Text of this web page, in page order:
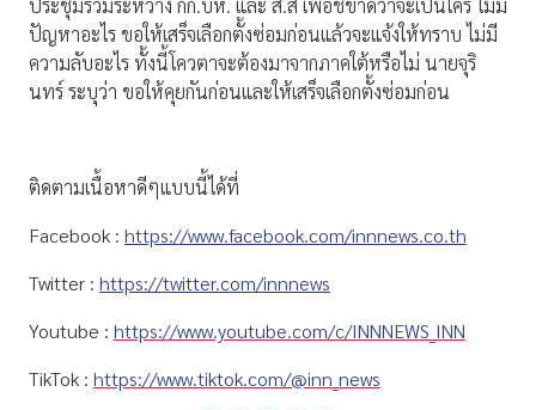
ประชุมร่วมระหว่าง กก.บห. และ ส.ส เพื่อชี้ขาดว่าจะเป็นใคร ไม่มี
ปัญหาอะไร ขอให้เสร็จเลือกตั้งซ่อมก่อนแล้วจะแจ้งให้ทราบ ไม่มี
ความลับอะไร ทั้งนี้โควตาจะต้องมาจากภาคใต้หรือไม่ นายจุริ
นทร์ ระบุว่า ขอให้คุยกันก่อนและให้เสร็จเลือกตั้งซ่อมก่อน
ติดตามเนื้อหาดีๆแบบนี้ได้ที่
Facebook : https://www.facebook.com/innnews.co.th
Twitter : https://twitter.com/innnews
Youtube : https://www.youtube.com/c/INNNEWS_INN
TikTok : https://www.tiktok.com/@inn_news